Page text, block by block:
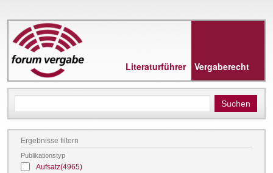
Literaturführer Vergaberecht
Ergebnisse filtern
Publikationstyp
Aufsatz(4965)